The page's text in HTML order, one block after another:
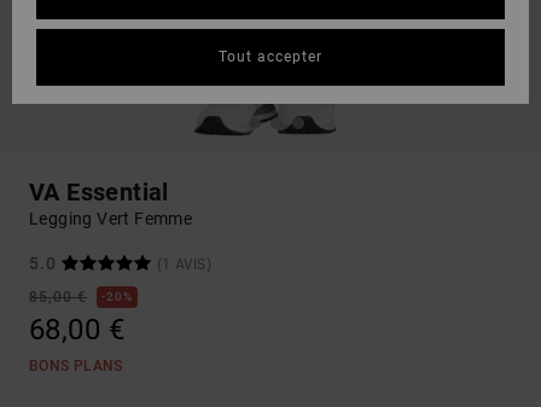
VA Essential
Legging Vert Femme
5.0
(1 AVIS)
85,00 €
20%
68,00 €
BONS PLANS
Tout accepter